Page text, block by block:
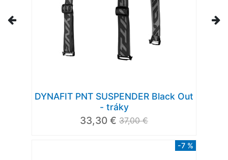
DYNAFIT PNT SUSPENDER Black Out
- tráky
33,30 € 37,00 €
-7 %